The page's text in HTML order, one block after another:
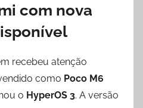
com nova
recebeu atenção
como Poco M6
o HyperOS 3. A versão